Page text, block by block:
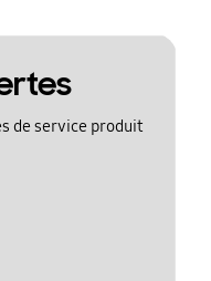
de service produit